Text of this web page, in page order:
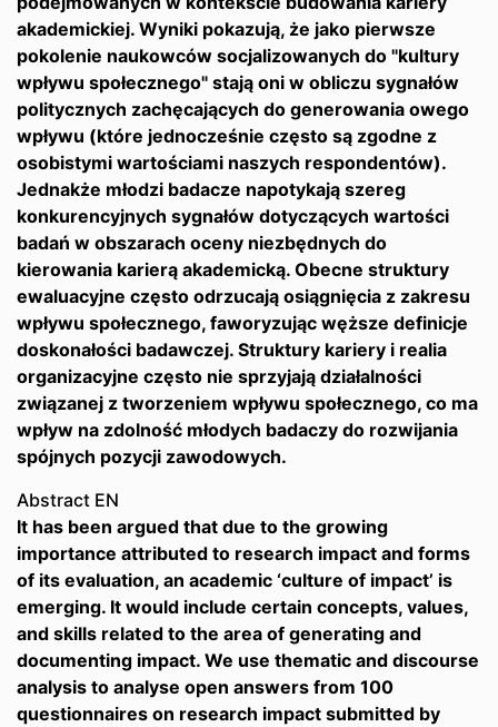
akademickiej. Wyniki pokazują, że jako pierwsze
pokolenie naukowców socjalizowanych do "kultury
wpływu społecznego" stają oni w obliczu sygnałów
politycznych zachęcających do generowania owego
wpływu (które jednocześnie często są zgodne z
osobistymi wartościami naszych respondentów).
Jednakże młodzi badacze napotykają szereg
konkurencyjnych sygnałów dotyczących wartości
badań w obszarach oceny niezbędnych do
kierowania karierą akademicką. Obecne struktury
ewaluacyjne często odrzucają osiągnięcia z zakresu
wpływu społecznego, faworyzując węższe definicje
doskonałości badawczej. Struktury kariery i realia
organizacyjne często nie sprzyjają działalności
związanej z tworzeniem wpływu społecznego, co ma
wpływ na zdolność młodych badaczy do rozwijania
spójnych pozycji zawodowych.
Abstract EN
It has been argued that due to the growing
importance attributed to research impact and forms
of its evaluation, an academic ‘culture of impact’ is
emerging. It would include certain concepts, values,
and skills related to the area of generating and
documenting impact. We use thematic and discourse
analysis to analyse open answers from 100
questionnaires on research impact submitted by